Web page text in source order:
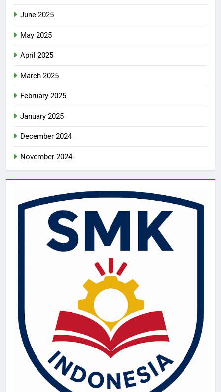
June 2025
May 2025
April 2025
March 2025
February 2025
January 2025
December 2024
November 2024